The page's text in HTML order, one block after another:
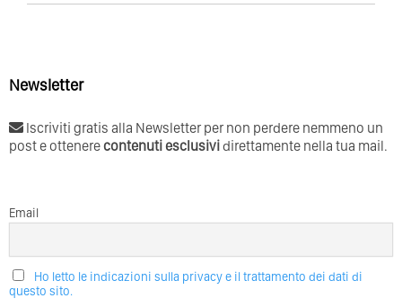
Newsletter
Iscriviti gratis alla Newsletter per non perdere nemmeno un
post e ottenerecontenuti esclusividirettamente nella tua mail.
Email
Ho letto le indicazioni sulla privacy e il trattamento dei dati di
questo sito.